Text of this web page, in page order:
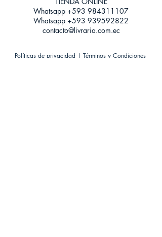
Whatsapp +593 984311107
Whatsapp +593 939592822
contacto@livraria.com.ec
Políticas de privacidad | Términos y Condiciones